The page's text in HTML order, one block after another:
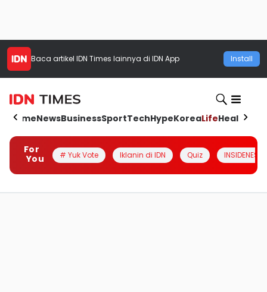
Baca artikel IDN Times lainnya di IDN App Install
HomeNewsBusinessSportTechHypeKoreaLifeHealth
For
You
# Yuk Vote Iklanin di IDN Quiz INSIDENESIA